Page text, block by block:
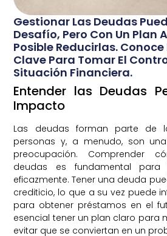
Gestionar Las Deudas
Desafío, Pero Con Un Plan
Posible Reducirlas.
Clave Para Tomar El
Situación Financiera.
Entender las Deudas
Impacto
Las deudas forman parte de
personas y, a menudo, son
preocupación. Comprender
deudas es fundamental para
eficazmente. Tener una deuda
crediticio, lo que a su vez puede
para obtener préstamos en el
esencial tener un plan claro para
evitar que se conviertan en un